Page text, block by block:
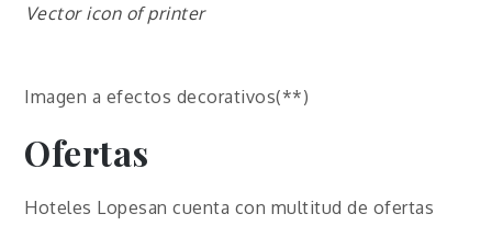
Vector icon of printer
Imagen a efectos decorativos(**)
Ofertas
Hoteles Lopesan cuenta con multitud de ofertas